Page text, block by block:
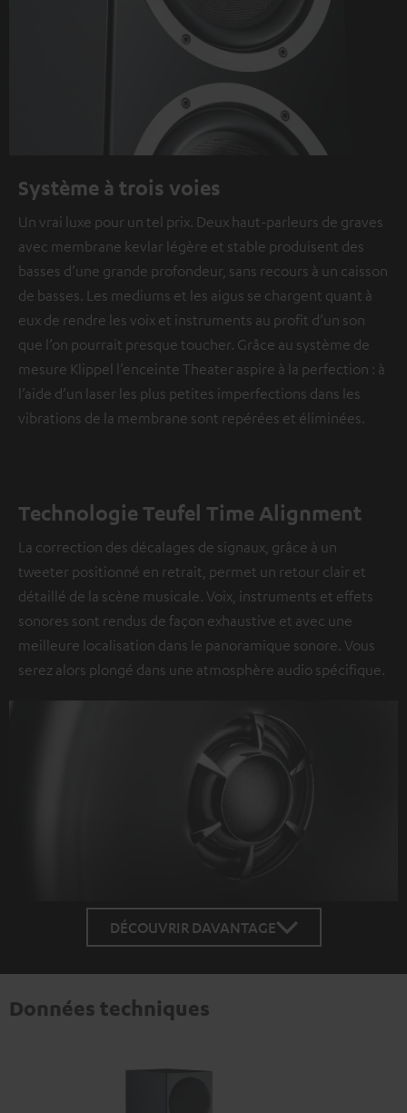
Système à trois voies
Un vrai luxe pour un tel prix. Deux haut-parleurs de graves
avec membrane kevlar légère et stable produisent des
basses d’une grande profondeur, sans recours à un caisson
de basses. Les mediums et les aigus se chargent quant à
eux de rendre les voix et instruments au profit d’un son
que l’on pourrait presque toucher. Grâce au système de
mesure Klippel l’enceinte Theater aspire à la perfection : à
l’aide d’un laser les plus petites imperfections dans les
vibrations de la membrane sont repérées et éliminées.
Technologie Teufel Time Alignment
La correction des décalages de signaux, grâce à un
tweeter positionné en retrait, permet un retour clair et
détaillé de la scène musicale. Voix, instruments et effets
sonores sont rendus de façon exhaustive et avec une
meilleure localisation dans le panoramique sonore. Vous
serez alors plongé dans une atmosphère audio spécifique.
DÉCOUVRIR DAVANTAGE
Données techniques